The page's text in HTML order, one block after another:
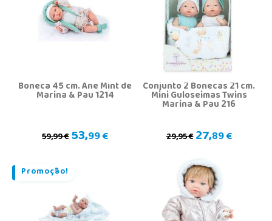
Boneca 45 cm. Ane Mint de
Marina & Pau 1214
59,99 €53,99 €
Conjunto 2 Bonecas 21 cm.
Mini Guloseimas Twins
Marina & Pau 216
29,95 €27,89 €
Promoção!